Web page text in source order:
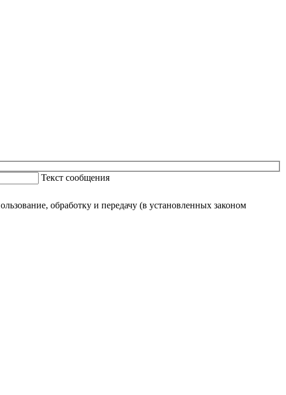
Текст сообщения
обработку и передачу (в установленных законом